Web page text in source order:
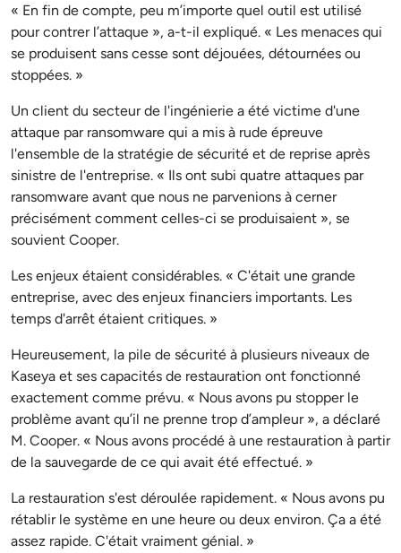
« En fin de compte, peu m’importe quel outil est utilisé
pour contrer l’attaque », a-t-il expliqué. « Les menaces qui
se produisent sans cesse sont déjouées, détournées ou
stoppées. »
Un client du secteur de l'ingénierie a été victime d'une
attaque par ransomware qui a mis à rude épreuve
l'ensemble de la stratégie de sécurité et de reprise après
sinistre de l'entreprise. « Ils ont subi quatre attaques par
ransomware avant que nous ne parvenions à cerner
précisément comment celles-ci se produisaient », se
souvient Cooper.
Les enjeux étaient considérables. « C'était une grande
entreprise, avec des enjeux financiers importants. Les
temps d'arrêt étaient critiques. »
Heureusement, la pile de sécurité à plusieurs niveaux de
Kaseya et ses capacités de restauration ont fonctionné
exactement comme prévu. « Nous avons pu stopper le
problème avant qu’il ne prenne trop d’ampleur », a déclaré
M. Cooper. « Nous avons procédé à une restauration à partir
de la sauvegarde de ce qui avait été effectué. »
La restauration s'est déroulée rapidement. « Nous avons pu
rétablir le système en une heure ou deux environ. Ça a été
assez rapide. C'était vraiment génial. »